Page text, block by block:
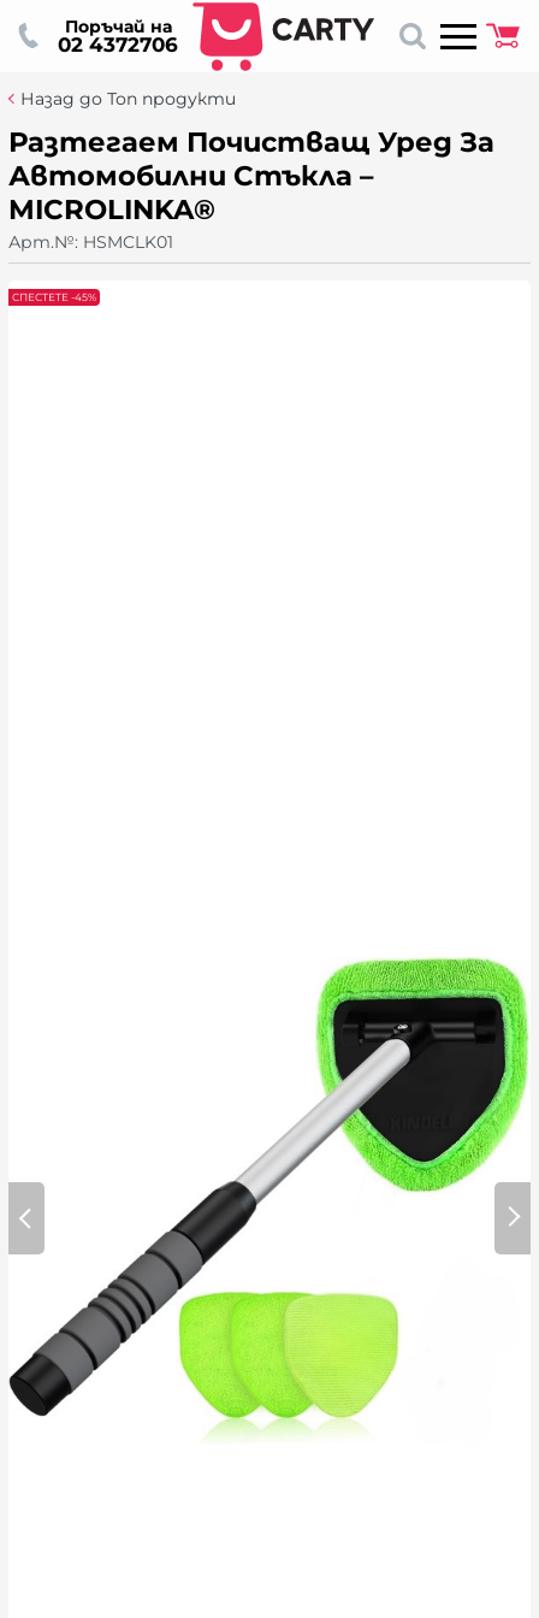
02 4372706
Поръчай на
Назад до Топ продукти
Разтегаем Почистващ Уред За
Автомобилни Стъкла –
MICROLINKA®
Арт.№: HSMCLK01
СПЕСТЕТЕ -45%